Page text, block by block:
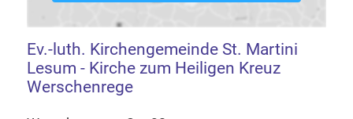
Ev.-luth. Kirchengemeinde St. Martini
Lesum - Kirche zum Heiligen Kreuz
Werschenrege